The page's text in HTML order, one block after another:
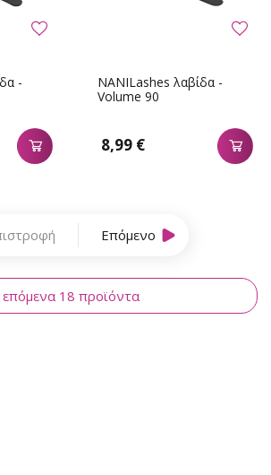
-
NANILashes λαβίδα -
Volume 90
8,99 €
Επόμενο
επόμενα 18 προϊόντα